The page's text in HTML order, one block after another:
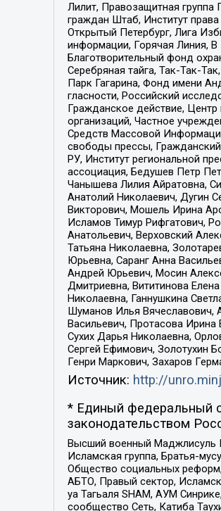
Лилит, Правозащитная
граждан Штаб, Институт
Открытый Петербург, Лига
информации, Горячая Линия,
Благотворительный фонд
Серебряная тайга, Так-Так-
Парк Гагарина, Фонд имени
гласности, Российский
Гражданское действие,
организаций, Частное
Средств Массовой
свободы прессы,
РУ, Институт региональной
ассоциация, Бедушев Петр
Чанышева Лилия Айратовна,
Анатолий Николаевич, Дугин
Викторович, Мошель Ирина
Исламов Тимур Рифгатович,
Анатольевич, Верховский
Татьяна Николаевна,
Юрьевна, Саранг Анна
Андрей Юрьевич, Мосин
Дмитриевна, Вититинова
Николаевна, Ганнушкина
Шуманов Илья Вячеславович,
Васильевич, Протасова
Сухих Дарья Николаевна,
Сергей Ефимович, Золотухин
Генри Маркович, Захаров
Источник: http://
* Единый федеральный
законодательством
Высший военный Маджлисуль
Исламская группа, Братья-
Общество социальных
АБТО, Правый сектор,
уа Тагьаля SHAM, АУМ
сообщество Сеть, Катиба